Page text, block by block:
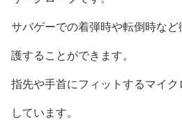
サバゲーでの着弾時や転倒時な
護することができます。
指先や手首にフィットするマイ
しています。